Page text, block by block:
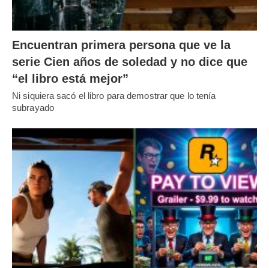
Encuentran primera persona que ve la
serie Cien años de soledad y no dice que
“el libro está mejor”
Ni siquiera sacó el libro para demostrar que lo tenía
subrayado